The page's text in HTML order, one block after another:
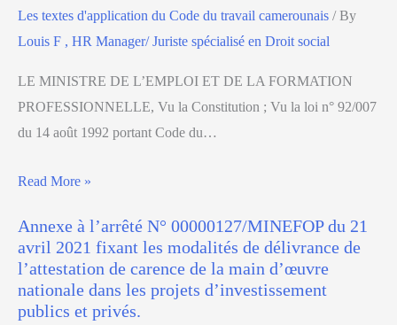
Les textes d'application du Code du travail camerounais / By
Louis F , HR Manager/ Juriste spécialisé en Droit social
LE MINISTRE DE L’EMPLOI ET DE LA FORMATION
PROFESSIONNELLE, Vu la Constitution ; Vu la loi n° 92/007
du 14 août 1992 portant Code du…
Read More »
Annexe à l’arrêté N° 00000127/MINEFOP du 21
avril 2021 fixant les modalités de délivrance de
l’attestation de carence de la main d’œuvre
nationale dans les projets d’investissement
publics et privés.